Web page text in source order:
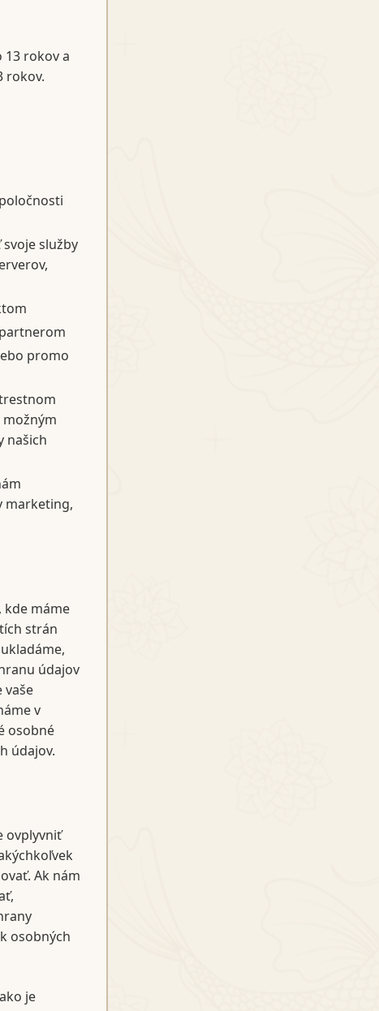
rokov a
rokov.
služby
promo
možným
našich
marketing,
kde máme
strán
údajov
vaše
v
osobné
údajov.
ovplyvniť
Ak nám
osobných
je